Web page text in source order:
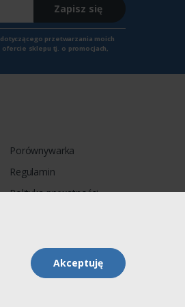
Akceptuję
Zapisz się
dotyczącego przetwarzania moich
ofercie sklepu tj. o promocjach,
Porównywarka
Regulamin
Polityka prywatności